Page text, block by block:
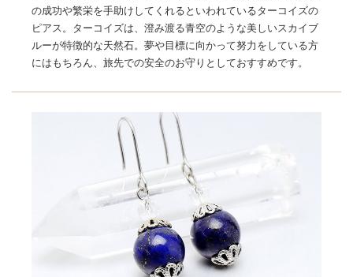
の成功や繁栄を手助けしてくれるといわれているターコイズの
ピアス。ターコイズは、澄み渡る青空のような美しいスカイブ
ルーが特徴的な天然石。夢や目標に向かって努力をしている方
にはもちろん、旅先での安全のお守りとしておすすめです。